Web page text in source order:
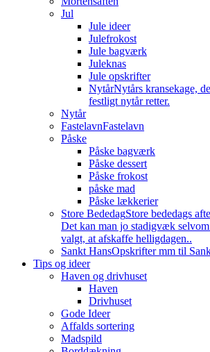
Jul
Jule ideer
Julefrokost
Jule bagværk
Juleknas
Jule opskrifter
NytårNytårs kransekage,
festligt nytår retter.
Nytår
FastelavnFastelavn
Påske
Påske bagværk
Påske dessert
Påske frokost
påske mad
Påske lækkerier
Store BededagStore bededags
Det kan man jo stadigvæk
valgt, at afskaffe helligdagen..
Sankt HansOpskrifter mm til
Tips og ideer
Haven og drivhuset
Haven
Drivhuset
Gode Ideer
Affalds sortering
Madspild